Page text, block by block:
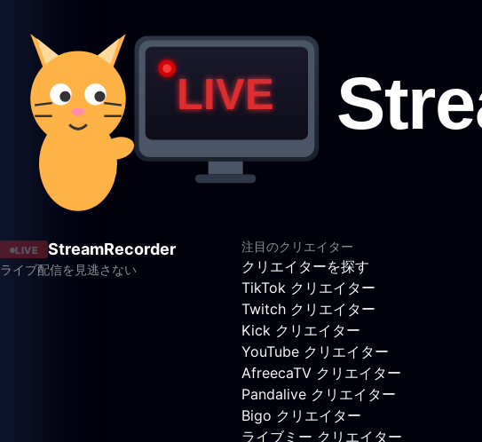
LIVE StreamRecorder
ライブ配信を見逃さない
注目のクリエイター
クリエイターを探す
TikTok クリエイター
Twitch クリエイター
Kick クリエイター
YouTube クリエイター
AfreecaTV クリエイター
Pandalive クリエイター
Bigo クリエイター
ライブミー クリエイター